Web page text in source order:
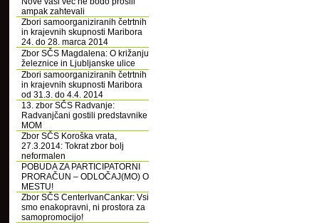
ampak zahtevali
Zbori samoorganiziranih četrtnih
in krajevnih skupnosti Maribora
24. do 28. marca 2014
Zbor SČS Magdalena: O križanju
železnice in Ljubljanske ulice
Zbori samoorganiziranih četrtnih
in krajevnih skupnosti Maribora
od 31.3. do 4.4. 2014
13. zbor SČS Radvanje:
Radvanjčani gostili predstavnike
MOM
Zbor SČS Koroška vrata,
27.3.2014: Tokrat zbor bolj
neformalen
POBUDA ZA PARTICIPATORNI
PRORAČUN – ODLOČAJ(MO) O
MESTU!
Zbor SČS CenterIvanCankar: Vsi
smo enakopravni, ni prostora za
samopromocijo!